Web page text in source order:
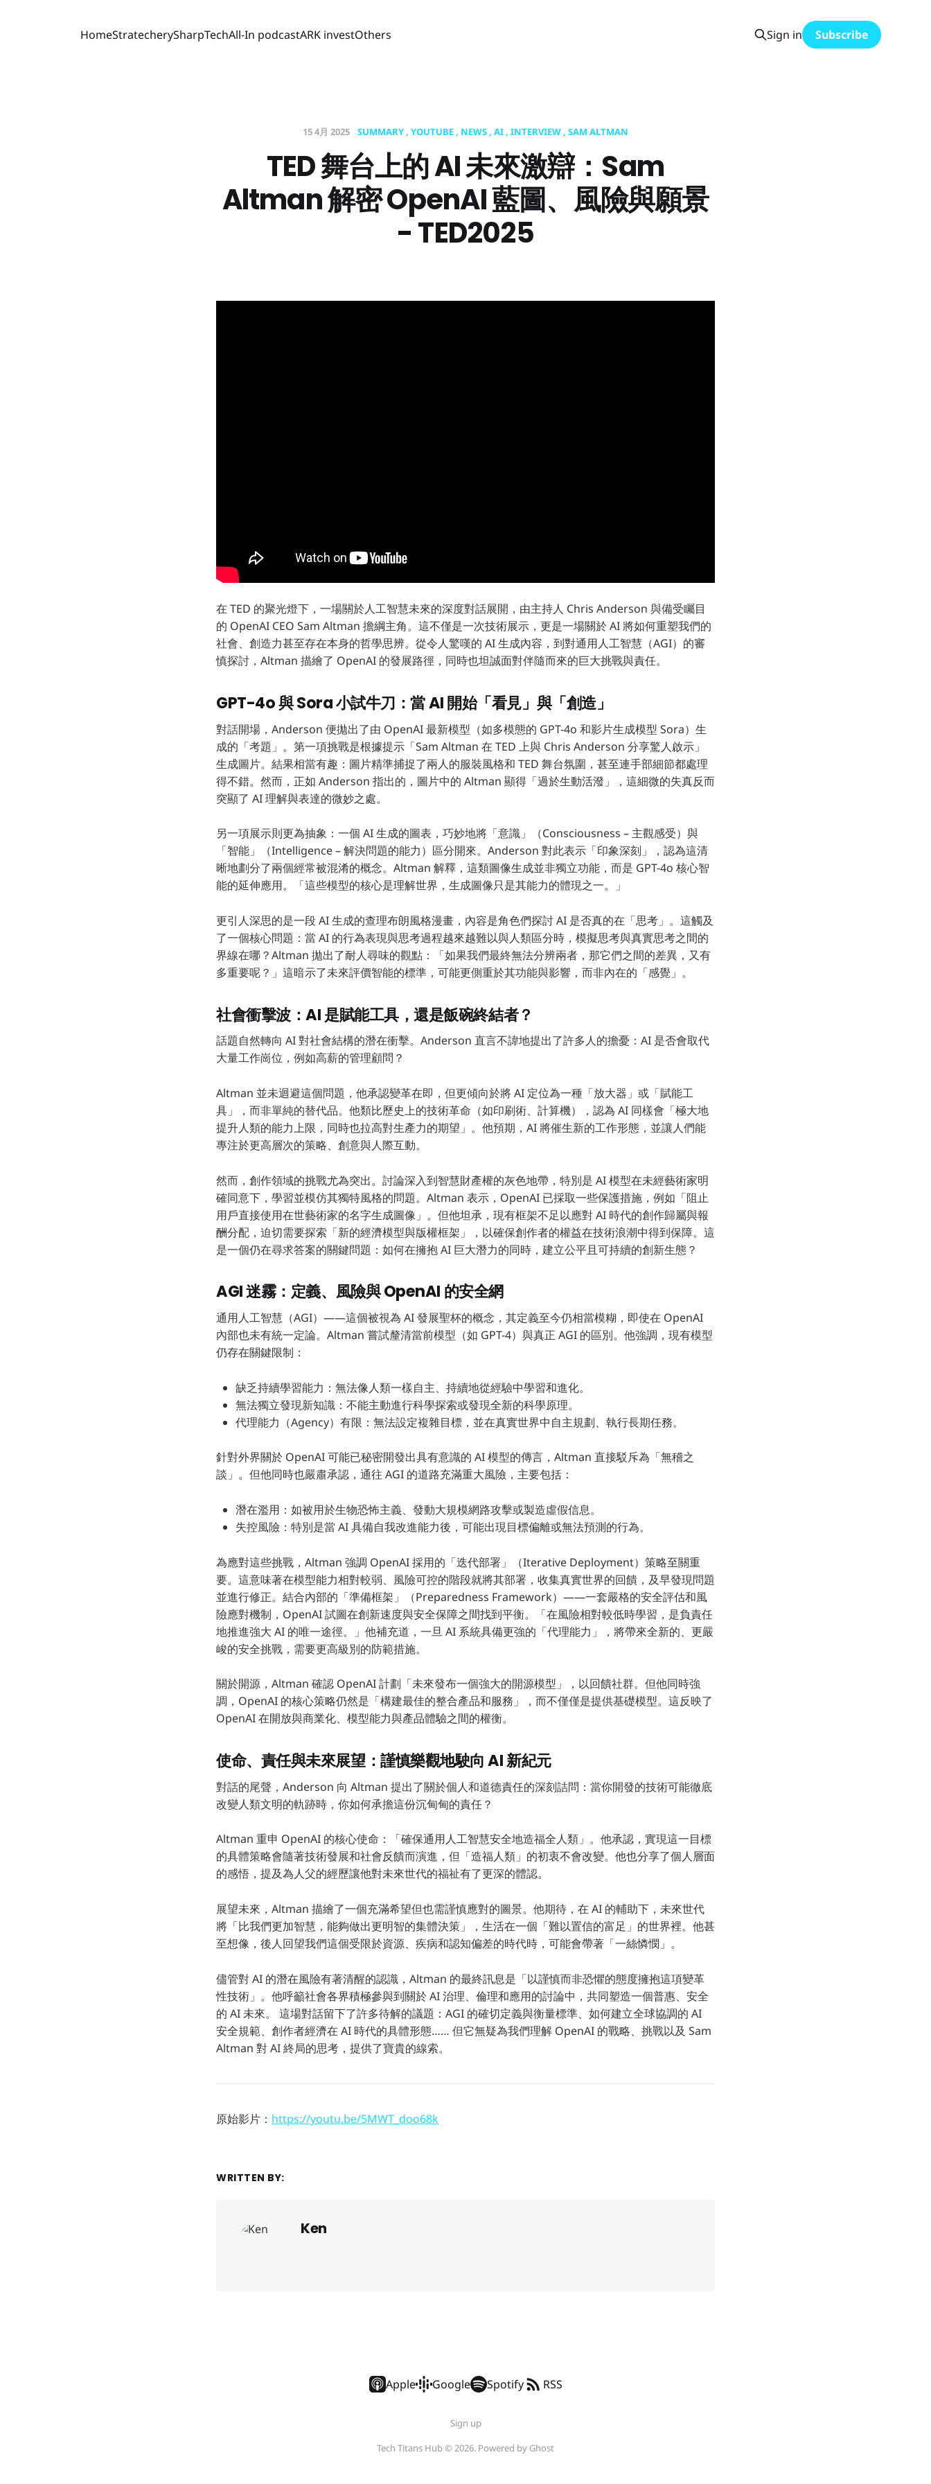
HomeStratecherySharpTechAll-In podcastARK investOthers Sign in Subscribe
15 4月 2025 SUMMARY YOUTUBE NEWS AI INTERVIEW SAM ALTMAN
TED 舞台上的 AI 未來激辯：Sam
Altman 解密 OpenAI 藍圖、風險與願景
- TED2025
在 TED 的聚光燈下，一場關於人工智慧未來的深度對話展開，由主持人 Chris Anderson 與備受矚目
的 OpenAI CEO Sam Altman 擔綱主角。這不僅是一次技術展示，更是一場關於 AI 將如何重塑我們的
社會、創造力甚至存在本身的哲學思辨。從令人驚嘆的 AI 生成內容，到對通用人工智慧（AGI）的審
慎探討，Altman 描繪了 OpenAI 的發展路徑，同時也坦誠面對伴隨而來的巨大挑戰與責任。
GPT-4o 與 Sora 小試牛刀：當 AI 開始「看見」與「創造」
對話開場，Anderson 便拋出了由 OpenAI 最新模型（如多模態的 GPT-4o 和影片生成模型 Sora）生
成的「考題」。第一項挑戰是根據提示「Sam Altman 在 TED 上與 Chris Anderson 分享驚人啟示」
生成圖片。結果相當有趣：圖片精準捕捉了兩人的服裝風格和 TED 舞台氛圍，甚至連手部細節都處理
得不錯。然而，正如 Anderson 指出的，圖片中的 Altman 顯得「過於生動活潑」，這細微的失真反而
突顯了 AI 理解與表達的微妙之處。
另一項展示則更為抽象：一個 AI 生成的圖表，巧妙地將「意識」（Consciousness – 主觀感受）與
「智能」（Intelligence – 解決問題的能力）區分開來。Anderson 對此表示「印象深刻」，認為這清
晰地劃分了兩個經常被混淆的概念。Altman 解釋，這類圖像生成並非獨立功能，而是 GPT-4o 核心智
能的延伸應用。「這些模型的核心是理解世界，生成圖像只是其能力的體現之一。」
更引人深思的是一段 AI 生成的查理布朗風格漫畫，內容是角色們探討 AI 是否真的在「思考」。這觸及
了一個核心問題：當 AI 的行為表現與思考過程越來越難以與人類區分時，模擬思考與真實思考之間的
界線在哪？Altman 拋出了耐人尋味的觀點：「如果我們最終無法分辨兩者，那它們之間的差異，又有
多重要呢？」這暗示了未來評價智能的標準，可能更側重於其功能與影響，而非內在的「感覺」。
社會衝擊波：AI 是賦能工具，還是飯碗終結者？
話題自然轉向 AI 對社會結構的潛在衝擊。Anderson 直言不諱地提出了許多人的擔憂：AI 是否會取代
大量工作崗位，例如高薪的管理顧問？
Altman 並未迴避這個問題，他承認變革在即，但更傾向於將 AI 定位為一種「放大器」或「賦能工
具」，而非單純的替代品。他類比歷史上的技術革命（如印刷術、計算機），認為 AI 同樣會「極大地
提升人類的能力上限，同時也拉高對生產力的期望」。他預期，AI 將催生新的工作形態，並讓人們能
專注於更高層次的策略、創意與人際互動。
然而，創作領域的挑戰尤為突出。討論深入到智慧財產權的灰色地帶，特別是 AI 模型在未經藝術家明
確同意下，學習並模仿其獨特風格的問題。Altman 表示，OpenAI 已採取一些保護措施，例如「阻止
用戶直接使用在世藝術家的名字生成圖像」。但他坦承，現有框架不足以應對 AI 時代的創作歸屬與報
酬分配，迫切需要探索「新的經濟模型與版權框架」，以確保創作者的權益在技術浪潮中得到保障。這
是一個仍在尋求答案的關鍵問題：如何在擁抱 AI 巨大潛力的同時，建立公平且可持續的創新生態？
AGI 迷霧：定義、風險與 OpenAI 的安全網
通用人工智慧（AGI）——這個被視為 AI 發展聖杯的概念，其定義至今仍相當模糊，即使在 OpenAI
內部也未有統一定論。Altman 嘗試釐清當前模型（如 GPT-4）與真正 AGI 的區別。他強調，現有模型
仍存在關鍵限制：
缺乏持續學習能力：無法像人類一樣自主、持續地從經驗中學習和進化。
無法獨立發現新知識：不能主動進行科學探索或發現全新的科學原理。
代理能力（Agency）有限：無法設定複雜目標，並在真實世界中自主規劃、執行長期任務。
針對外界關於 OpenAI 可能已秘密開發出具有意識的 AI 模型的傳言，Altman 直接駁斥為「無稽之
談」。但他同時也嚴肅承認，通往 AGI 的道路充滿重大風險，主要包括：
潛在濫用：如被用於生物恐怖主義、發動大規模網路攻擊或製造虛假信息。
失控風險：特別是當 AI 具備自我改進能力後，可能出現目標偏離或無法預測的行為。
為應對這些挑戰，Altman 強調 OpenAI 採用的「迭代部署」（Iterative Deployment）策略至關重
要。這意味著在模型能力相對較弱、風險可控的階段就將其部署，收集真實世界的回饋，及早發現問題
並進行修正。結合內部的「準備框架」（Preparedness Framework）——一套嚴格的安全評估和風
險應對機制，OpenAI 試圖在創新速度與安全保障之間找到平衡。「在風險相對較低時學習，是負責任
地推進強大 AI 的唯一途徑。」他補充道，一旦 AI 系統具備更強的「代理能力」，將帶來全新的、更嚴
峻的安全挑戰，需要更高級別的防範措施。
關於開源，Altman 確認 OpenAI 計劃「未來發布一個強大的開源模型」，以回饋社群。但他同時強
調，OpenAI 的核心策略仍然是「構建最佳的整合產品和服務」，而不僅僅是提供基礎模型。這反映了
OpenAI 在開放與商業化、模型能力與產品體驗之間的權衡。
使命、責任與未來展望：謹慎樂觀地駛向 AI 新紀元
對話的尾聲，Anderson 向 Altman 提出了關於個人和道德責任的深刻詰問：當你開發的技術可能徹底
改變人類文明的軌跡時，你如何承擔這份沉甸甸的責任？
Altman 重申 OpenAI 的核心使命：「確保通用人工智慧安全地造福全人類」。他承認，實現這一目標
的具體策略會隨著技術發展和社會反饋而演進，但「造福人類」的初衷不會改變。他也分享了個人層面
的感悟，提及為人父的經歷讓他對未來世代的福祉有了更深的體認。
展望未來，Altman 描繪了一個充滿希望但也需謹慎應對的圖景。他期待，在 AI 的輔助下，未來世代
將「比我們更加智慧，能夠做出更明智的集體決策」，生活在一個「難以置信的富足」的世界裡。他甚
至想像，後人回望我們這個受限於資源、疾病和認知偏差的時代時，可能會帶著「一絲憐憫」。
儘管對 AI 的潛在風險有著清醒的認識，Altman 的最終訊息是「以謹慎而非恐懼的態度擁抱這項變革
性技術」。他呼籲社會各界積極參與到關於 AI 治理、倫理和應用的討論中，共同塑造一個普惠、安全
的 AI 未來。 這場對話留下了許多待解的議題：AGI 的確切定義與衡量標準、如何建立全球協調的 AI
安全規範、創作者經濟在 AI 時代的具體形態…… 但它無疑為我們理解 OpenAI 的戰略、挑戰以及 Sam
Altman 對 AI 終局的思考，提供了寶貴的線索。
原始影片： https://youtu.be/5MWT_doo68k
WRITTEN BY:
Ken
Apple Google Spotify RSS
Sign up
Tech Titans Hub © 2026. Powered by Ghost